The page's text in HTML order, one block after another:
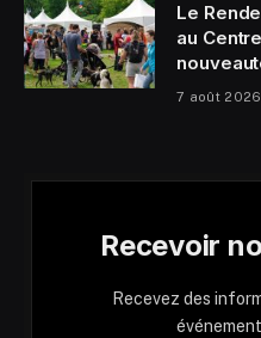
Le
au
7 août 2026
Recevoir
Recevez des